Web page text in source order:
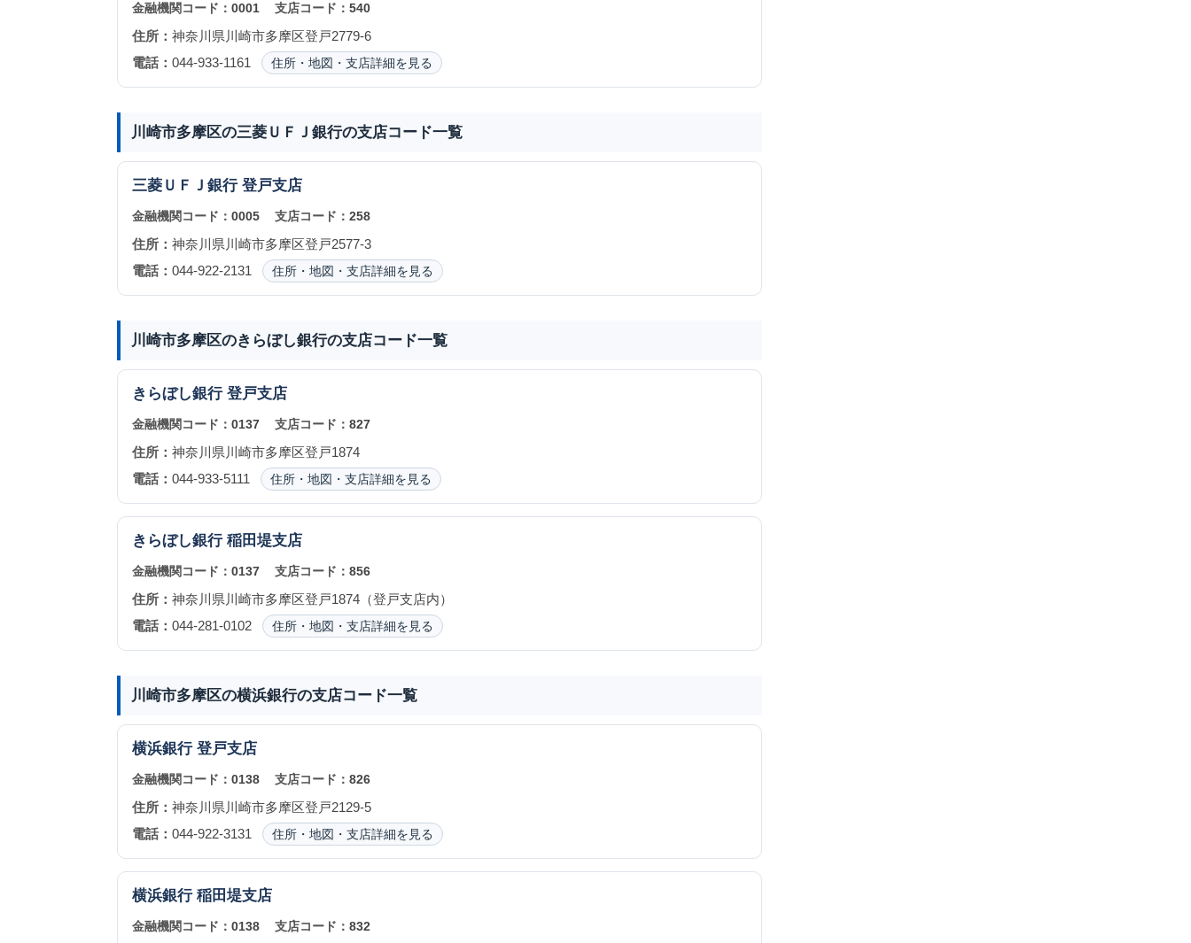
金融機関コード： 0001 支店コード： 540
住所： 神奈川県川崎市多摩区登戸2779-6
電話： 044-933-1161 住所・地図・支店詳細を見る
川崎市多摩区の三菱ＵＦＪ銀行の支店コード一覧
三菱ＵＦＪ銀行 登戸支店
金融機関コード： 0005 支店コード： 258
住所： 神奈川県川崎市多摩区登戸2577-3
電話： 044-922-2131 住所・地図・支店詳細を見る
川崎市多摩区のきらぼし銀行の支店コード一覧
きらぼし銀行 登戸支店
金融機関コード： 0137 支店コード： 827
住所： 神奈川県川崎市多摩区登戸1874
電話： 044-933-5111 住所・地図・支店詳細を見る
きらぼし銀行 稲田堤支店
金融機関コード： 0137 支店コード： 856
住所： 神奈川県川崎市多摩区登戸1874（登戸支店内）
電話： 044-281-0102 住所・地図・支店詳細を見る
川崎市多摩区の横浜銀行の支店コード一覧
横浜銀行 登戸支店
金融機関コード： 0138 支店コード： 826
住所： 神奈川県川崎市多摩区登戸2129-5
電話： 044-922-3131 住所・地図・支店詳細を見る
横浜銀行 稲田堤支店
金融機関コード： 0138 支店コード： 832